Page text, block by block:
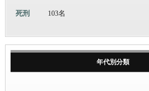
死刑 103名
年代別分類